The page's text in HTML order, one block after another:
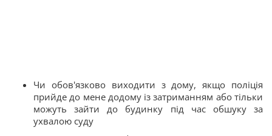
Чи обов'язково виходити з дому, якщо поліція
прийде до мене додому із затриманням або тільки
можуть зайти до будинку під час обшуку за
ухвалою суду